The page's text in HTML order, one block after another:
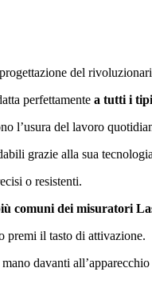
del
perfettamente a tutti i
l’usura del lavoro
grazie alla sua
o resistenti.
comuni dei misuratori
premi il tasto di attivazione.
davanti